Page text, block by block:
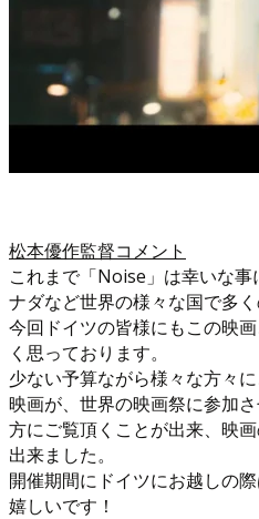
松本優作監督コメント
これまで「Noise」は幸いな
ナダなど世界の様々な国で多
今回ドイツの皆様にもこの映
く思っております。
少ない予算ながら様々な方々
映画が、世界の映画祭に参加
方にご覧頂くことが出来、映
出来ました。
開催期間にドイツにお越しの
嬉しいです！